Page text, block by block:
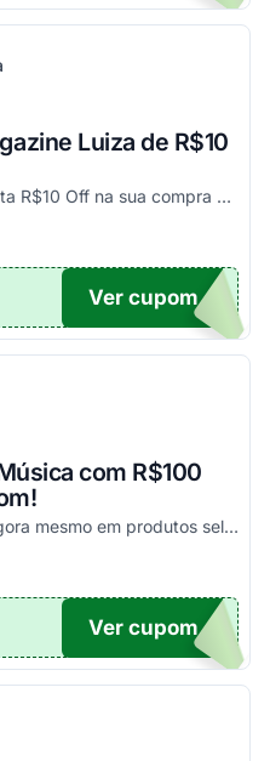
Luiza de R$10
Pegue já o seu cupom e garanta R$10 Off na sua compra acima de R$500,00
UPOM
Ver cupom
com R$100
Pegue seu código e aplique agora mesmo em produtos selecionados para garantir seus descontos!
100
Ver cupom